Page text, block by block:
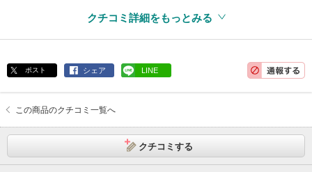
クチコミ詳細をもっとみる
ポスト シェア LINE
この商品のクチコミ一覧へ
クチコミする